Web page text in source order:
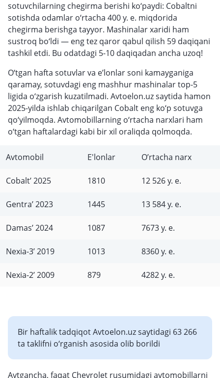
sotuvchilarning chegirma berishi ko‘paydi: Cobaltni
sotishda odamlar o‘rtacha 400 у. е. miqdorida
chegirma berishga tayyor. Mashinalar xaridi ham
sustroq bo‘ldi — eng tez qaror qabul qilish 59 daqiqani
tashkil etdi. Bu odatdagi 5-10 daqiqadan ancha uzoq!
O‘tgan hafta sotuvlar va e’lonlar soni kamayganiga
qaramay, sotuvdagi eng mashhur mashinalar top-5
ligida o‘zgarish kuzatilmadi. Avtoelon.uz saytida hamon
2025-yilda ishlab chiqarilgan Cobalt eng ko‘p sotuvga
qo‘yilmoqda. Avtomobillarning o‘rtacha narxlari ham
o‘tgan haftalardagi kabi bir xil oraliqda qolmoqda.
Avtomobil E'lonlar O’rtacha narx
Cobalt’ 2025 1810 12 526 у. е.
Gentra’ 2023 1445 13 584 у. е.
Damas’ 2024 1087 7673 у. е.
Nexia-3’ 2019 1013 8360 у. е.
Nexia-2’ 2009 879 4282 у. е.
Bir haftalik tadqiqot Avtoelon.uz saytidagi 63 266
ta taklifni o‘rganish asosida olib borildi
Aytgancha, faqat Chevrolet rusumidagi avtomobillarni